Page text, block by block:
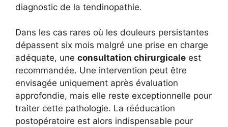
diagnostic de la tendinopathie.
Dans les cas rares où les douleurs persistantes
dépassent six mois malgré une prise en charge
adéquate, une consultation chirurgicale est
recommandée. Une intervention peut être
envisagée uniquement après évaluation
approfondie, mais elle reste exceptionnelle pour
traiter cette pathologie. La rééducation
postopératoire est alors indispensable pour